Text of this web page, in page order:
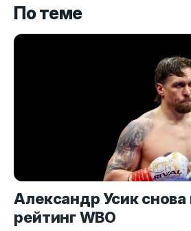
По теме
Александр Усик снова
рейтинг WBO